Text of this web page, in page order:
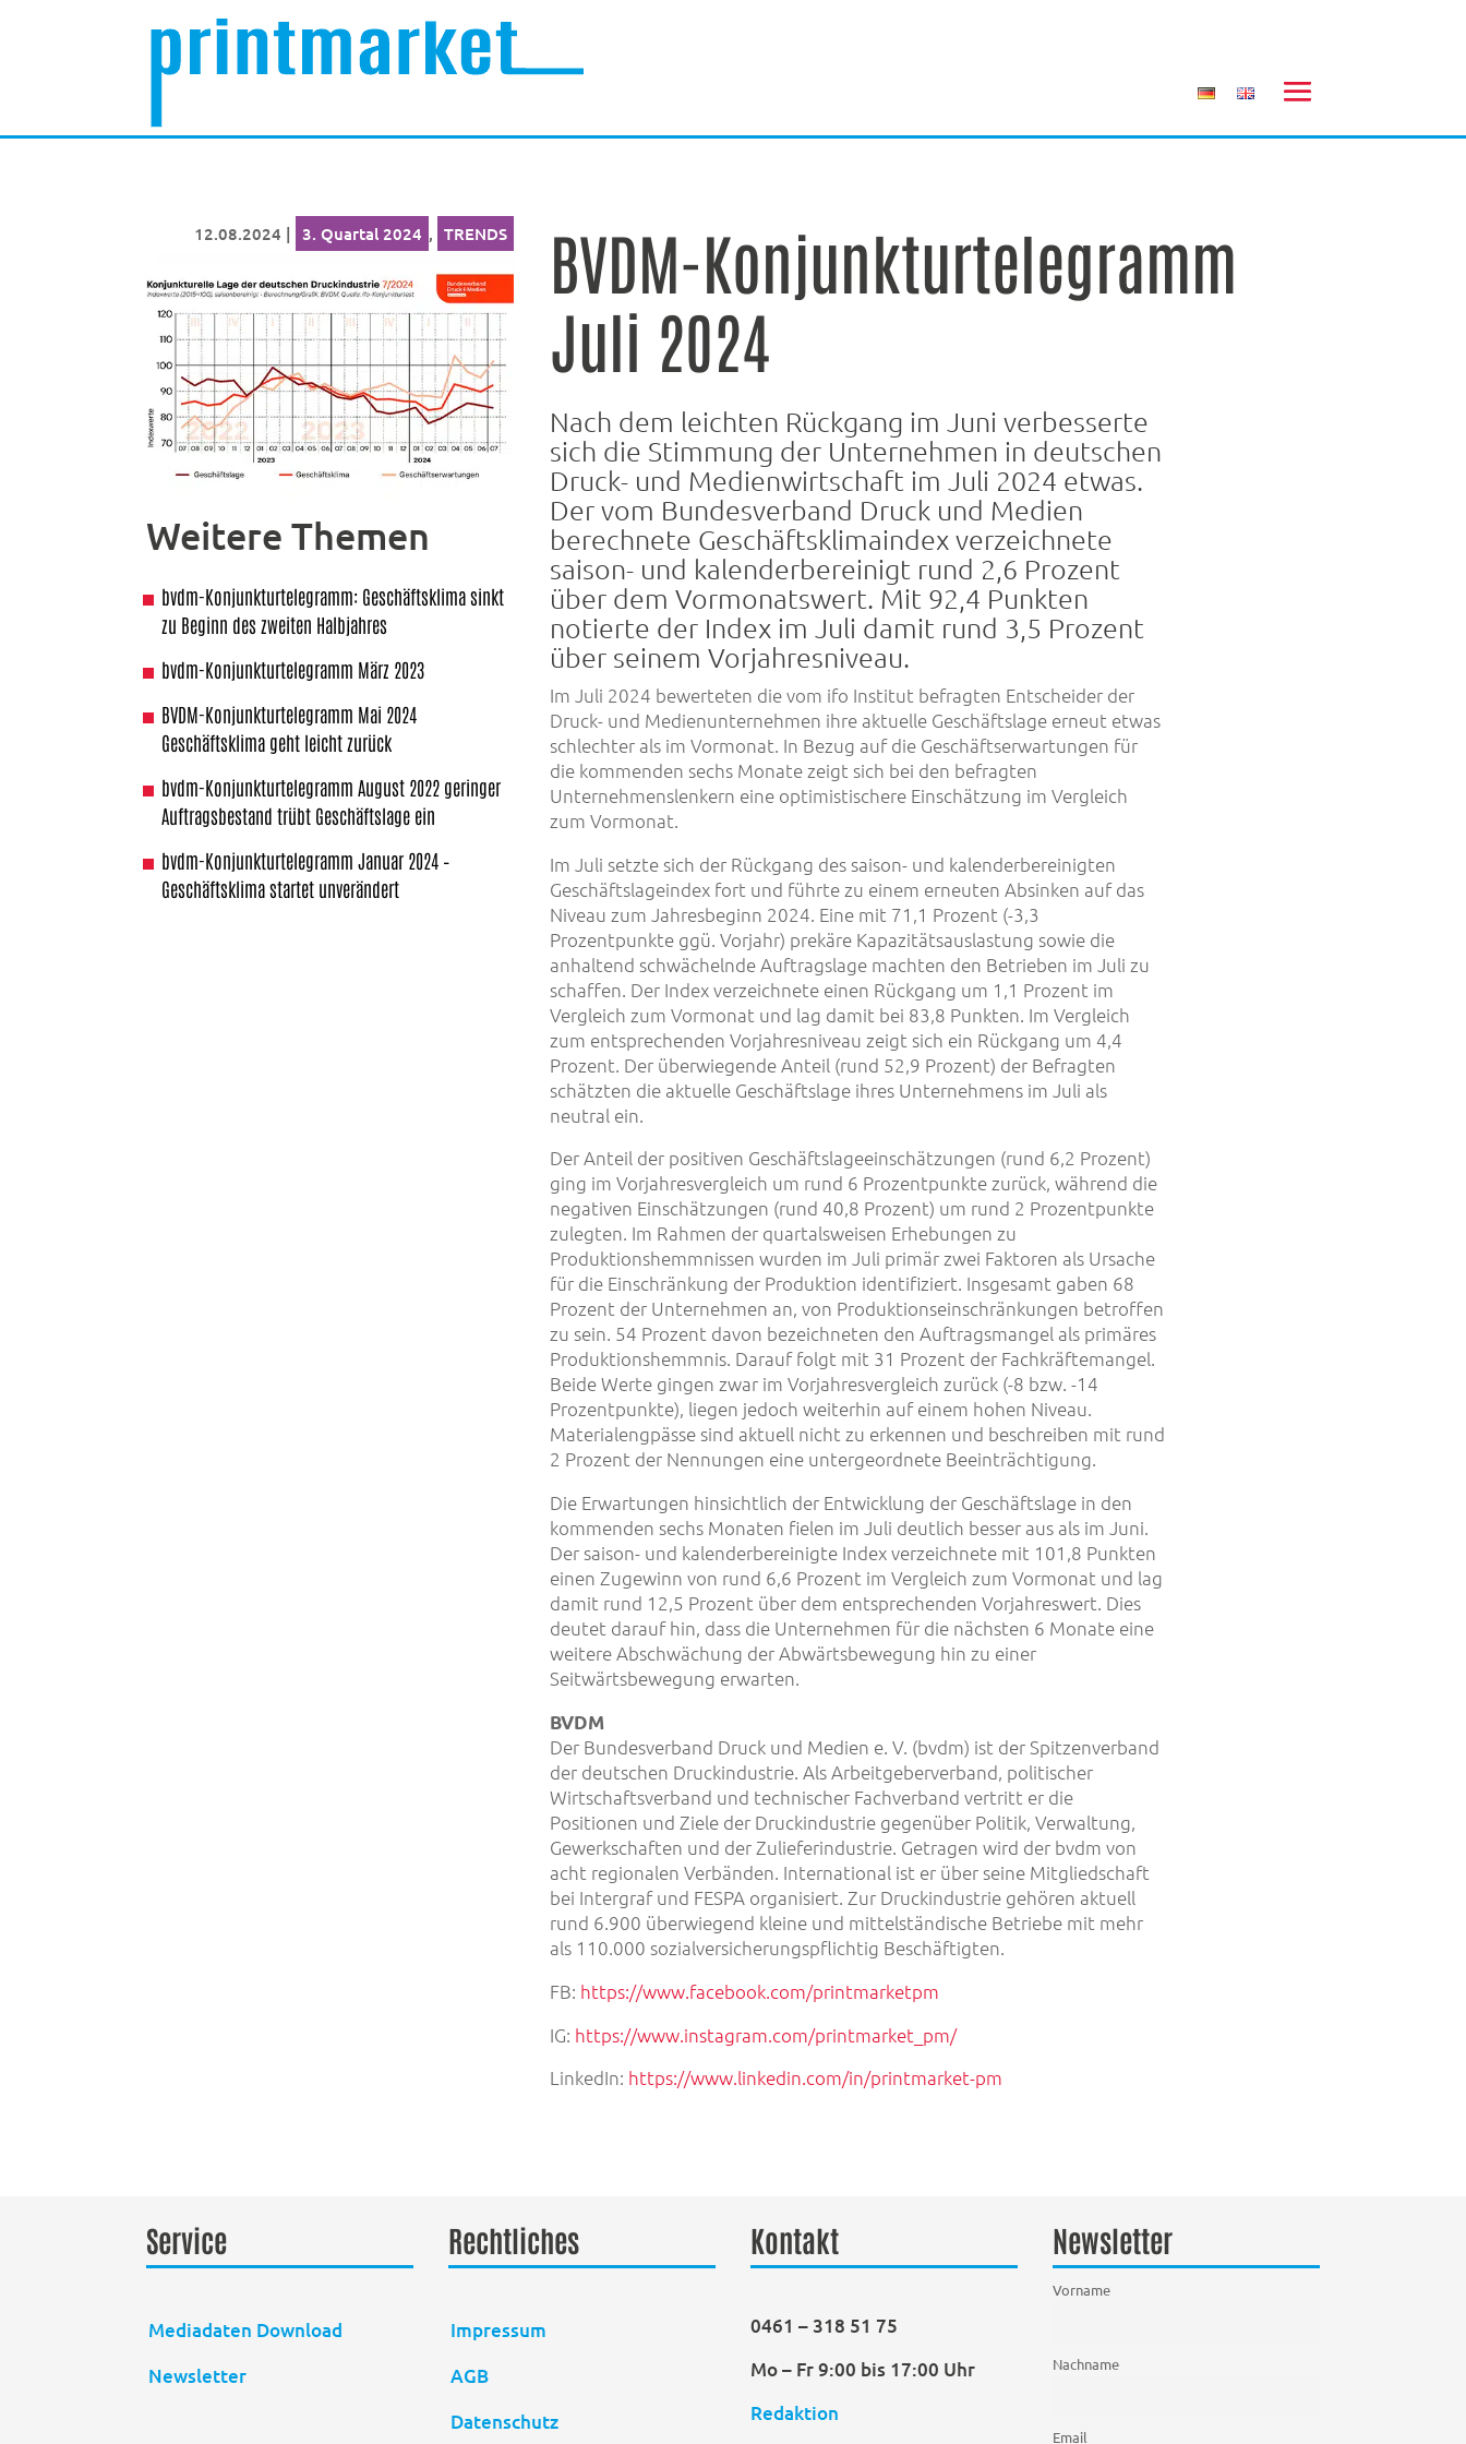
12.08.2024 | 3. Quartal 2024 , TRENDS
Weitere Themen
bvdm-Konjunkturtelegramm: Geschäftsklima sinkt
zu Beginn des zweiten Halbjahres
bvdm-Konjunkturtelegramm März 2023
BVDM-Konjunkturtelegramm Mai 2024
Geschäftsklima geht leicht zurück
bvdm-Konjunkturtelegramm August 2022 geringer
Auftragsbestand trübt Geschäftslage ein
bvdm-Konjunkturtelegramm Januar 2024 –
Geschäftsklima startet unverändert
BVDM-Konjunkturtelegramm
Juli 2024
Nach dem leichten Rückgang im Juni verbesserte
sich die Stimmung der Unternehmen in deutschen
Druck- und Medienwirtschaft im Juli 2024 etwas.
Der vom Bundesverband Druck und Medien
berechnete Geschäftsklimaindex verzeichnete
saison- und kalenderbereinigt rund 2,6 Prozent
über dem Vormonatswert. Mit 92,4 Punkten
notierte der Index im Juli damit rund 3,5 Prozent
über seinem Vorjahresniveau.
Im Juli 2024 bewerteten die vom ifo Institut befragten Entscheider der
Druck- und Medienunternehmen ihre aktuelle Geschäftslage erneut etwas
schlechter als im Vormonat. In Bezug auf die Geschäftserwartungen für
die kommenden sechs Monate zeigt sich bei den befragten
Unternehmenslenkern eine optimistischere Einschätzung im Vergleich
zum Vormonat.
Im Juli setzte sich der Rückgang des saison- und kalenderbereinigten
Geschäftslageindex fort und führte zu einem erneuten Absinken auf das
Niveau zum Jahresbeginn 2024. Eine mit 71,1 Prozent (-3,3
Prozentpunkte ggü. Vorjahr) prekäre Kapazitätsauslastung sowie die
anhaltend schwächelnde Auftragslage machten den Betrieben im Juli zu
schaffen. Der Index verzeichnete einen Rückgang um 1,1 Prozent im
Vergleich zum Vormonat und lag damit bei 83,8 Punkten. Im Vergleich
zum entsprechenden Vorjahresniveau zeigt sich ein Rückgang um 4,4
Prozent. Der überwiegende Anteil (rund 52,9 Prozent) der Befragten
schätzten die aktuelle Geschäftslage ihres Unternehmens im Juli als
neutral ein.
Der Anteil der positiven Geschäftslageeinschätzungen (rund 6,2 Prozent)
ging im Vorjahresvergleich um rund 6 Prozentpunkte zurück, während die
negativen Einschätzungen (rund 40,8 Prozent) um rund 2 Prozentpunkte
zulegten. Im Rahmen der quartalsweisen Erhebungen zu
Produktionshemmnissen wurden im Juli primär zwei Faktoren als Ursache
für die Einschränkung der Produktion identifiziert. Insgesamt gaben 68
Prozent der Unternehmen an, von Produktionseinschränkungen betroffen
zu sein. 54 Prozent davon bezeichneten den Auftragsmangel als primäres
Produktionshemmnis. Darauf folgt mit 31 Prozent der Fachkräftemangel.
Beide Werte gingen zwar im Vorjahresvergleich zurück (-8 bzw. -14
Prozentpunkte), liegen jedoch weiterhin auf einem hohen Niveau.
Materialengpässe sind aktuell nicht zu erkennen und beschreiben mit rund
2 Prozent der Nennungen eine untergeordnete Beeinträchtigung.
Die Erwartungen hinsichtlich der Entwicklung der Geschäftslage in den
kommenden sechs Monaten fielen im Juli deutlich besser aus als im Juni.
Der saison- und kalenderbereinigte Index verzeichnete mit 101,8 Punkten
einen Zugewinn von rund 6,6 Prozent im Vergleich zum Vormonat und lag
damit rund 12,5 Prozent über dem entsprechenden Vorjahreswert. Dies
deutet darauf hin, dass die Unternehmen für die nächsten 6 Monate eine
weitere Abschwächung der Abwärtsbewegung hin zu einer
Seitwärtsbewegung erwarten.
BVDM
Der Bundesverband Druck und Medien e. V. (bvdm) ist der Spitzenverband
der deutschen Druckindustrie. Als Arbeitgeberverband, politischer
Wirtschaftsverband und technischer Fachverband vertritt er die
Positionen und Ziele der Druckindustrie gegenüber Politik, Verwaltung,
Gewerkschaften und der Zulieferindustrie. Getragen wird der bvdm von
acht regionalen Verbänden. International ist er über seine Mitgliedschaft
bei Intergraf und FESPA organisiert. Zur Druckindustrie gehören aktuell
rund 6.900 überwiegend kleine und mittelständische Betriebe mit mehr
als 110.000 sozialversicherungspflichtig Beschäftigten.
FB: https://www.facebook.com/printmarketpm
IG: https://www.instagram.com/printmarket_pm/
LinkedIn: https://www.linkedin.com/in/printmarket-pm
Service
Mediadaten Download
Newsletter
Rechtliches
Impressum
AGB
Datenschutz
Kontakt
0461 – 318 51 75
Mo – Fr 9:00 bis 17:00 Uhr
Redaktion
Newsletter
Vorname
Nachname
Email